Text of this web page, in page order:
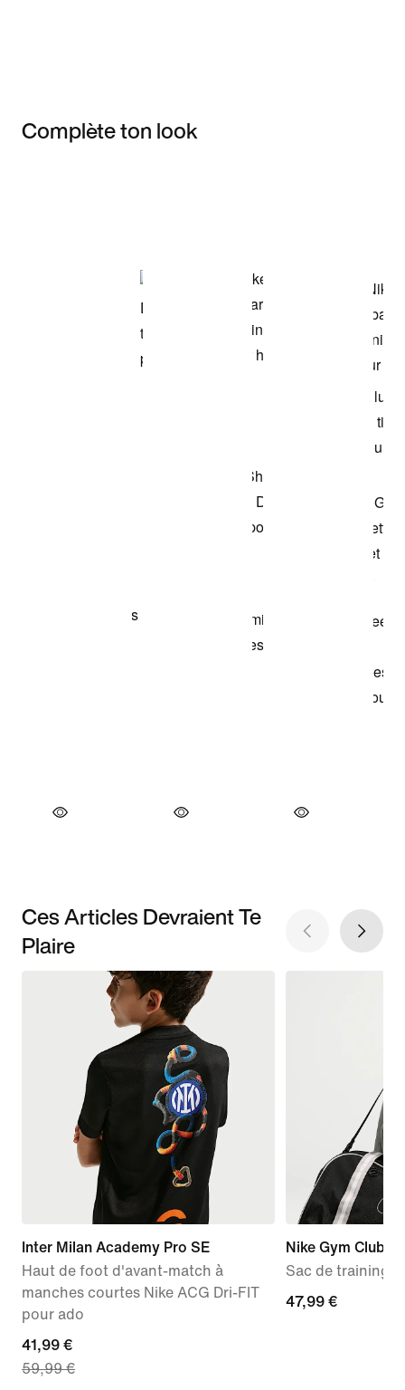
Complète ton look
Ces Articles Devraient Te
Plaire
Inter Milan Academy Pro SE
Haut de foot d'avant-match à
manches courtes Nike ACG Dri-FIT
pour ado
current
price
41,99 €
59,99 €
Nike Gym Club
Sac de training
47,99 €
47,99 €